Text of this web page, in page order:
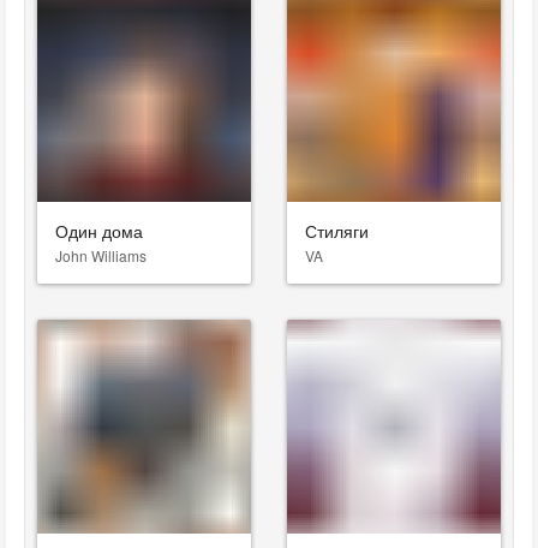
Один дома
John Williams
Стиляги
VA